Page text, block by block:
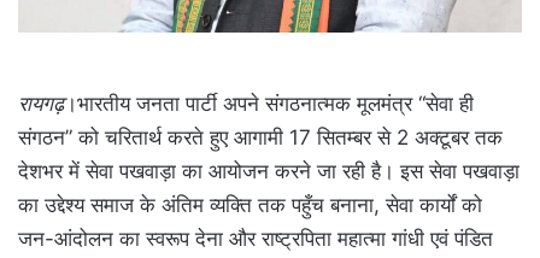
रायगढ़।भारतीय जनता पार्टी अपने संगठनात्मक मूलमंत्र “सेवा ही
संगठन” को चरितार्थ करते हुए आगामी 17 सितम्बर से 2 अक्टूबर तक
देशभर में सेवा पखवाड़ा का आयोजन करने जा रही है। इस सेवा पखवाड़ा
का उद्देश्य समाज के अंतिम व्यक्ति तक पहुँच बनाना, सेवा कार्यों को
जन-आंदोलन का स्वरूप देना और राष्ट्रपिता महात्मा गांधी एवं पंडित